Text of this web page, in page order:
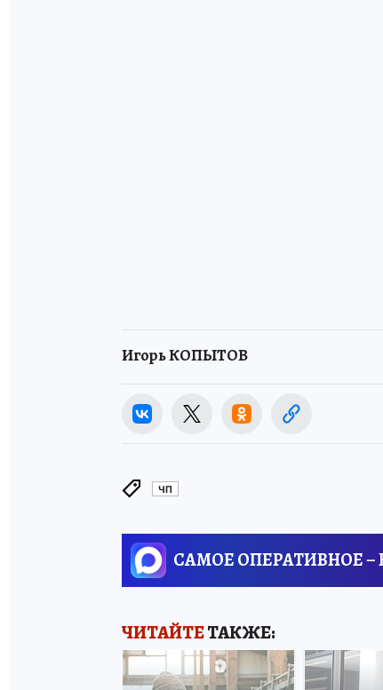
Игорь КОПЫТОВ
ЧП
САМОЕ ОПЕРАТИВНОЕ –
ЧИТАЙТЕТАКЖЕ: